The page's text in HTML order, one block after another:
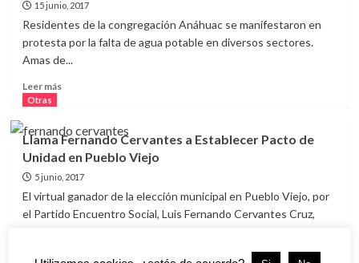
A
Miguel
Yunes
Linares
para
15 junio, 2017
Residentes de la congregación Anáhuac se manifestaron en
protesta por la falta de agua potable en diversos sectores.
Amas de...
Leer másLeer
Dos
Meses
sin
Agua
en
Congregación
Anáhuac
Otras
Llama Fernando Cervantes a Establecer Pacto de
Unidad en Pueblo Viejo
5 junio, 2017
El virtual ganador de la elección municipal en Pueblo Viejo, por
el Partido Encuentro Social, Luis Fernando Cervantes Cruz,
Leer más